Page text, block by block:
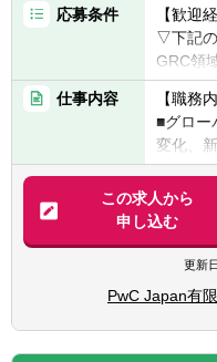
応募条件
【歓迎
▽下記の
GRC領
レンジ
■コン
法人等
※上記以
外進出
て需要
方も可
■グロー
業企画
業経験
仕事内容
【職務
■グロー
変化、
更、労
罪、自
は多様
■また
業価値
の構築
■そのよ
からグ
様々な
この求人から
申し込む
更新日
PwC Japan有